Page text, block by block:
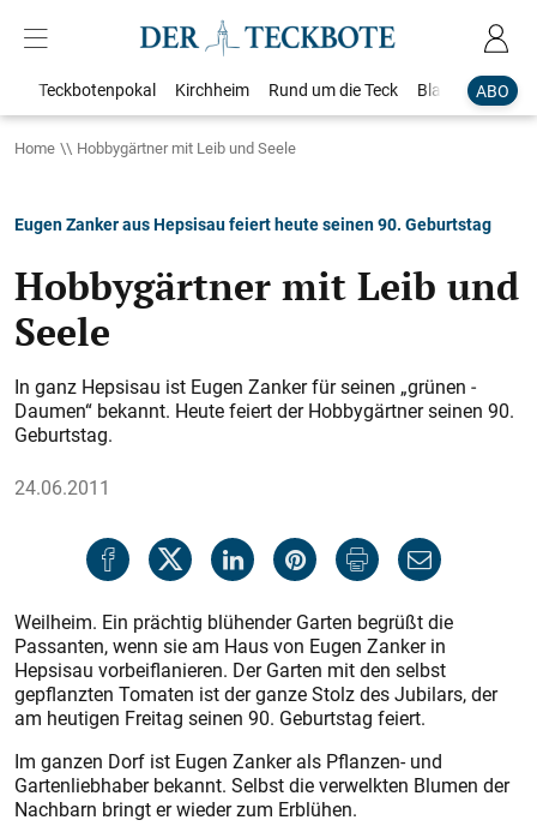
ABO
Teckbotenpokal Kirchheim Rund um die Teck Blaulicht
Home Hobbygärtner mit Leib und Seele
Eugen Zanker aus Hepsisau feiert heute seinen 90. Geburtstag
Hobbygärtner mit Leib und
Seele
In ganz Hepsisau ist Eugen Zanker für seinen „grünen ­
Daumen“ bekannt. Heute f­eiert der Hobbygärtner seinen 90.
Geburtstag.
24.06.2011
Weilheim. Ein prächtig blühender Garten begrüßt die
Passanten, wenn sie am Haus von Eugen Zanker in
Hepsisau vorbeiflanieren. Der Garten mit den selbst
gepflanzten Tomaten ist der ganze Stolz des Jubilars, der
am heutigen Freitag seinen 90. Geburtstag feiert.
Im ganzen Dorf ist Eugen Zanker als Pflanzen- und
Gartenliebhaber bekannt. Selbst die verwelkten Blumen der
Nachbarn bringt er wieder zum Erblühen.